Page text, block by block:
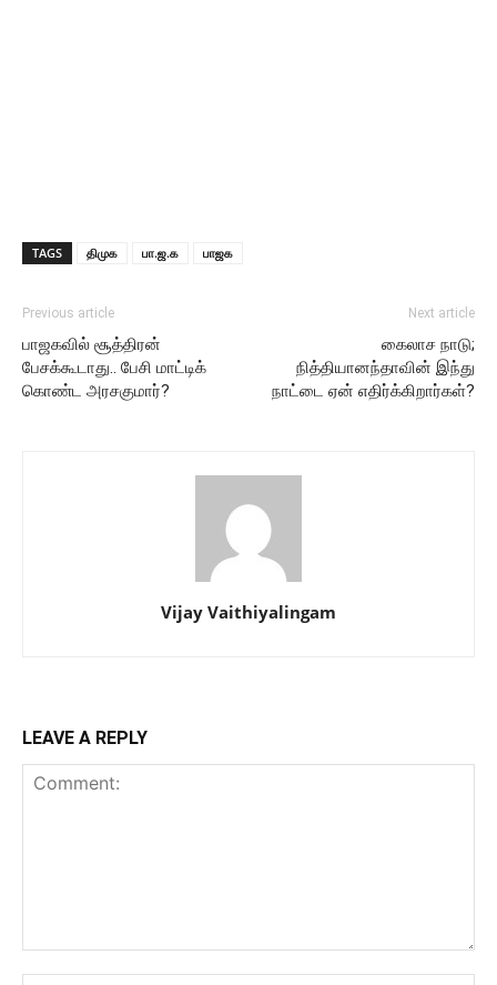
TAGS திமுக பா.ஜ.க பாஜக
Previous article
பாஜகவில் சூத்திரன்
பேசக்கூடாது.. பேசி மாட்டிக்
கொண்ட அரசகுமார்?
Next article
கைலாச நாடு;
நித்தியானந்தாவின் இந்து
நாட்டை ஏன் எதிர்க்கிறார்கள்?
Vijay Vaithiyalingam
LEAVE A REPLY